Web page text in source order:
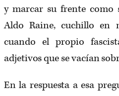
y marcar su frente como
Aldo Raine, cuchillo en
cuando el propio
adjetivos que se vacían
En la respuesta a esa